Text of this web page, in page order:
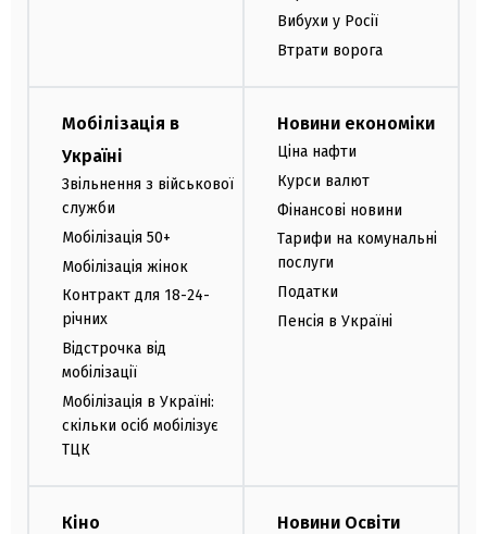
Вибухи у Росії
Втрати ворога
Мобілізація в
Україні
Звільнення з військової
служби
Мобілізація 50+
Мобілізація жінок
Контракт для 18-24-
річних
Відстрочка від
мобілізації
Мобілізація в Україні:
скільки осіб мобілізує
ТЦК
Новини економіки
Ціна нафти
Курси валют
Фінансові новини
Тарифи на комунальні
послуги
Податки
Пенсія в Україні
Кіно Новини Освіти